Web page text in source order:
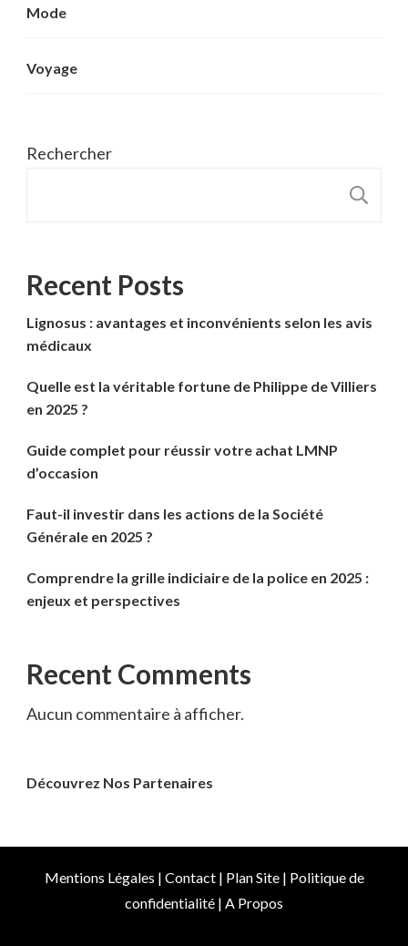
Mode
Voyage
Rechercher
Recent Posts
Lignosus : avantages et inconvénients selon les avis
médicaux
Quelle est la véritable fortune de Philippe de Villiers
en 2025 ?
Guide complet pour réussir votre achat LMNP
d’occasion
Faut-il investir dans les actions de la Société
Générale en 2025 ?
Comprendre la grille indiciaire de la police en 2025 :
enjeux et perspectives
Recent Comments
Aucun commentaire à afficher.
Découvrez Nos Partenaires
Mentions Légales | Contact| Plan Site| Politique de
confidentialité | A Propos